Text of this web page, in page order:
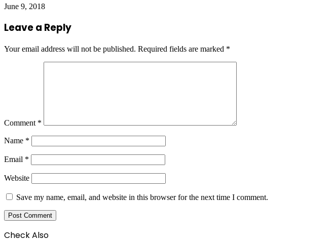
June 9, 2018
Leave a Reply
Your email address will not be published. Required fields are marked *
Comment *
Name *
Email *
Website
Save my name, email, and website in this browser for the next time I comment.
Check Also